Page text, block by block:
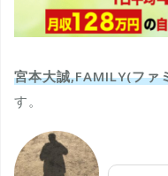
宮本大誠,FAMILY(ファ
す。